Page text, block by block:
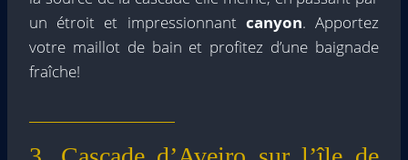
un étroit et impressionnant canyon. Apportez
votre maillot de bain et profitez d’une baignade
fraîche!